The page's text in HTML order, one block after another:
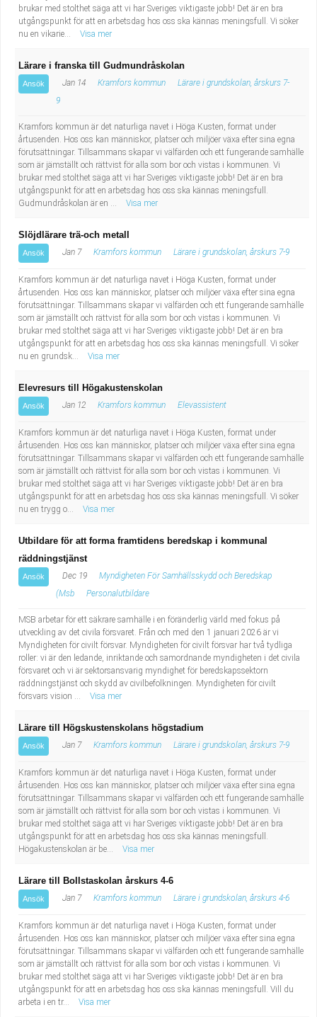
brukar med stolthet säga att vi har Sveriges viktigaste jobb! Det är en bra
utgångspunkt för att en arbetsdag hos oss ska kännas meningsfull. Vi söker
nu en vikarie...
Visa mer
Lärare i franska till Gudmundråskolan
Ansök Jan 14 Kramfors kommun
Lärare i grundskolan, årskurs 7-
9
Kramfors kommun är det naturliga navet i Höga Kusten, format under
årtusenden. Hos oss kan människor, platser och miljöer växa efter sina egna
förutsättningar. Tillsammans skapar vi välfärden och ett fungerande samhälle
som är jämställt och rättvist för alla som bor och vistas i kommunen. Vi
brukar med stolthet säga att vi har Sveriges viktigaste jobb! Det är en bra
utgångspunkt för att en arbetsdag hos oss ska kännas meningsfull.
Gudmundråskolan är en ...
Visa mer
Slöjdlärare trä-och metall
Ansök Jan 7 Kramfors kommun Lärare i grundskolan, årskurs 7-9
Kramfors kommun är det naturliga navet i Höga Kusten, format under
årtusenden. Hos oss kan människor, platser och miljöer växa efter sina egna
förutsättningar. Tillsammans skapar vi välfärden och ett fungerande samhälle
som är jämställt och rättvist för alla som bor och vistas i kommunen. Vi
brukar med stolthet säga att vi har Sveriges viktigaste jobb! Det är en bra
utgångspunkt för att en arbetsdag hos oss ska kännas meningsfull. Vi söker
nu en grundsk...
Visa mer
Elevresurs till Högakustenskolan
Ansök Jan 12 Kramfors kommun Elevassistent
Kramfors kommun är det naturliga navet i Höga Kusten, format under
årtusenden. Hos oss kan människor, platser och miljöer växa efter sina egna
förutsättningar. Tillsammans skapar vi välfärden och ett fungerande samhälle
som är jämställt och rättvist för alla som bor och vistas i kommunen. Vi
brukar med stolthet säga att vi har Sveriges viktigaste jobb! Det är en bra
utgångspunkt för att en arbetsdag hos oss ska kännas meningsfull. Vi söker
nu en trygg o...
Visa mer
Utbildare för att forma framtidens beredskap i kommunal
räddningstjänst
Ansök Dec 19
Myndigheten För Samhällsskydd och Beredskap
(Msb
Personalutbildare
MSB arbetar för ett säkrare samhälle i en föränderlig värld med fokus på
utveckling av det civila försvaret. Från och med den 1 januari 2026 är vi
Myndigheten för civilt försvar. Myndigheten för civilt försvar har två tydliga
roller: vi är den ledande, inriktande och samordnande myndigheten i det civila
försvaret och vi är sektorsansvarig myndighet för beredskapssektorn
räddningstjänst och skydd av civilbefolkningen. Myndigheten för civilt
försvars vision ...
Visa mer
Lärare till Högskustenskolans högstadium
Ansök Jan 7 Kramfors kommun Lärare i grundskolan, årskurs 7-9
Kramfors kommun är det naturliga navet i Höga Kusten, format under
årtusenden. Hos oss kan människor, platser och miljöer växa efter sina egna
förutsättningar. Tillsammans skapar vi välfärden och ett fungerande samhälle
som är jämställt och rättvist för alla som bor och vistas i kommunen. Vi
brukar med stolthet säga att vi har Sveriges viktigaste jobb! Det är en bra
utgångspunkt för att en arbetsdag hos oss ska kännas meningsfull.
Högakustenskolan är be...
Visa mer
Lärare till Bollstaskolan årskurs 4-6
Ansök Jan 7 Kramfors kommun Lärare i grundskolan, årskurs 4-6
Kramfors kommun är det naturliga navet i Höga Kusten, format under
årtusenden. Hos oss kan människor, platser och miljöer växa efter sina egna
förutsättningar. Tillsammans skapar vi välfärden och ett fungerande samhälle
som är jämställt och rättvist för alla som bor och vistas i kommunen. Vi
brukar med stolthet säga att vi har Sveriges viktigaste jobb! Det är en bra
utgångspunkt för att en arbetsdag hos oss ska kännas meningsfull. Vill du
arbeta i en tr...
Visa mer